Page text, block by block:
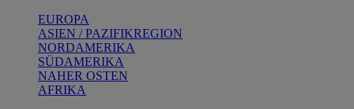
EUROPA
ASIEN / PAZIFIKREGION
NORDAMERIKA
SÜDAMERIKA
NAHER OSTEN
AFRIKA